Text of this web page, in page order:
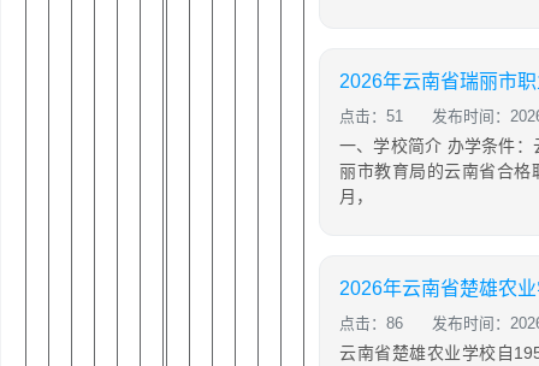
点击：51 发布时间：
一、学校简介 办学条件
丽市教育局的云南省合
月，
点击：86 发布时间：
云南省楚雄农业学校自